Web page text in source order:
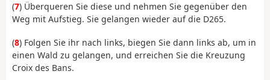
(7) Überqueren Sie diese und nehmen Sie gegenüber den
Weg mit Aufstieg. Sie gelangen wieder auf die D265.
(8) Folgen Sie ihr nach links, biegen Sie dann links ab, um in
einen Wald zu gelangen, und erreichen Sie die Kreuzung
Croix des Bans.